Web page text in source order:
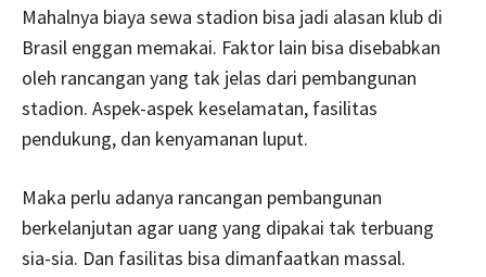
Mahalnya biaya sewa stadion bisa jadi alasan klub di
Brasil enggan memakai. Faktor lain bisa disebabkan
oleh rancangan yang tak jelas dari pembangunan
stadion. Aspek-aspek keselamatan, fasilitas
pendukung, dan kenyamanan luput.
Maka perlu adanya rancangan pembangunan
berkelanjutan agar uang yang dipakai tak terbuang
sia-sia. Dan fasilitas bisa dimanfaatkan massal.